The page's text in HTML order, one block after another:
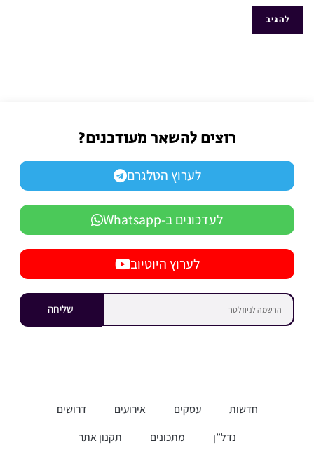
רוצים להשאר מעודכנים?
לערוץ הטלגרם
לעדכונים ב-Whatsapp
לערוץ היוטיוב
שליחה
חדשות עסקים אירועים
דרושים
נדל”ן
מתכונים תקנון אתר